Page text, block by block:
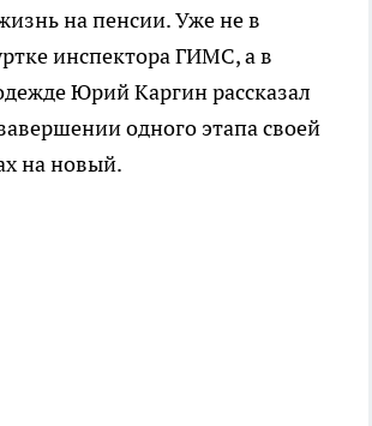
на пенсии. Уже не в
инспектора ГИМС, а в
Юрий Каргин рассказал
одного этапа своей
на новый.